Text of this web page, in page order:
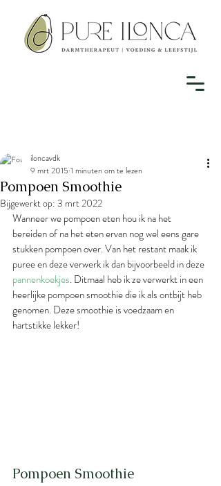
Pompoen Smoothie
iloncavdk
9 mrt 2015 1 minuten om te lezen
Bijgewerkt op: 3 mrt 2022
Wanneer we pompoen eten hou ik na het
bereiden of na het eten ervan nog wel eens gare
stukken pompoen over. Van het restant maak ik
puree en deze verwerk ik dan bijvoorbeeld in deze
pannenkoekjes. Ditmaal heb ik ze verwerkt in een
heerlijke pompoen smoothie die ik als ontbijt heb
genomen. Deze smoothie is voedzaam en
hartstikke lekker!
Pompoen Smoothie